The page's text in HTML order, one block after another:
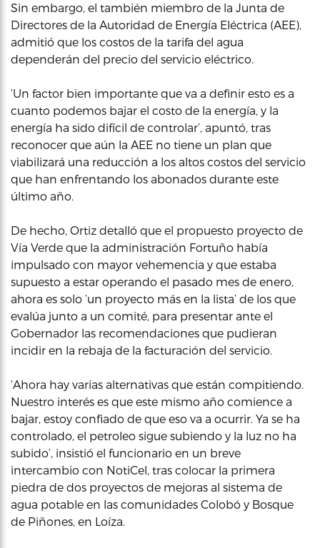
Sin embargo, el también miembro de la Junta de
Directores de la Autoridad de Energía Eléctrica (AEE),
admitió que los costos de la tarifa del agua
dependerán del precio del servicio eléctrico.
‘Un factor bien importante que va a definir esto es a
cuanto podemos bajar el costo de la energía, y la
energía ha sido difícil de controlar’, apuntó, tras
reconocer que aún la AEE no tiene un plan que
viabilizará una reducción a los altos costos del servicio
que han enfrentando los abonados durante este
último año.
De hecho, Ortiz detalló que el propuesto proyecto de
Vía Verde que la administración Fortuño había
impulsado con mayor vehemencia y que estaba
supuesto a estar operando el pasado mes de enero,
ahora es solo ‘un proyecto más en la lista’ de los que
evalúa junto a un comité, para presentar ante el
Gobernador las recomendaciones que pudieran
incidir en la rebaja de la facturación del servicio.
‘Ahora hay varias alternativas que están compitiendo.
Nuestro interés es que este mismo año comience a
bajar, estoy confiado de que eso va a ocurrir. Ya se ha
controlado, el petroleo sigue subiendo y la luz no ha
subido’, insistió el funcionario en un breve
intercambio con NotiCel, tras colocar la primera
piedra de dos proyectos de mejoras al sistema de
agua potable en las comunidades Colobó y Bosque
de Piñones, en Loíza.